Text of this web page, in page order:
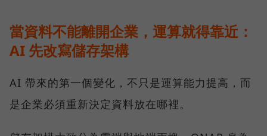
當資料不能離開企業，運算就得靠近：
AI 先改寫儲存架構
AI 帶來的第一個變化，不只是運算能力提高，而
是企業必須重新決定資料放在哪裡。